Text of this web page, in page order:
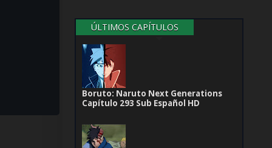
ÚLTIMOS CAPÍTULOS
Boruto: Naruto Next Generations
Capítulo 293 Sub Español HD